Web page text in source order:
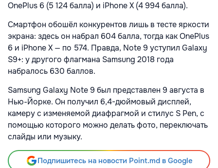
OnePlus 6 (5 124 балла) и iPhone X (4 994 балла).
Смартфон обошёл конкурентов лишь в тесте яркости
экрана: здесь он набрал 604 балла, тогда как OnePlus
6 и iPhone X — по 574. Правда, Note 9 уступил Galaxy
S9+: у другого флагмана Samsung 2018 года
набралось 630 баллов.
Samsung Galaxy Note 9 был представлен 9 августа в
Нью-Йорке. Он получил 6,4-дюймовый дисплей,
камеру с изменяемой диафрагмой и стилус S Pen, с
помощью которого можно делать фото, переключать
слайды или музыку.
Подпишитесь на новости Point.md в Google